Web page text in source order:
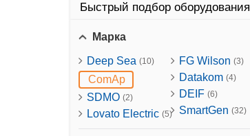
Быстрый подбор оборудования
Марка
Deep Sea (10)
ComAp
SDMO (2)
Lovato Electric (5)
FG Wilson (3)
Datakom (4)
DEIF (6)
SmartGen (32)